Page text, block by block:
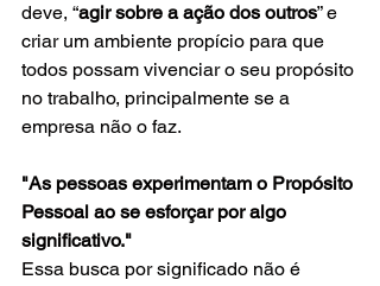
deve, “agir sobre a ação dos outros” e
criar um ambiente propício para que
todos possam vivenciar o seu propósito
no trabalho, principalmente se a
empresa não o faz.
"As pessoas experimentam o Propósito
Pessoal ao se esforçar por algo
significativo."
Essa busca por significado não é